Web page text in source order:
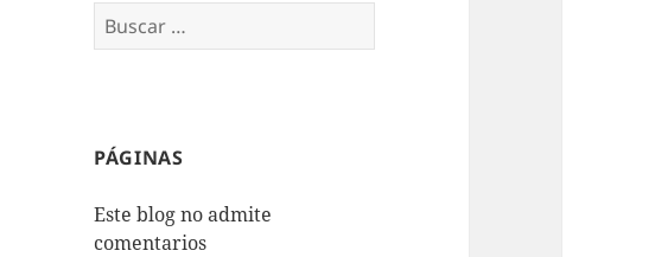
Buscar:
PÁGINAS
Este blog no admite
comentarios